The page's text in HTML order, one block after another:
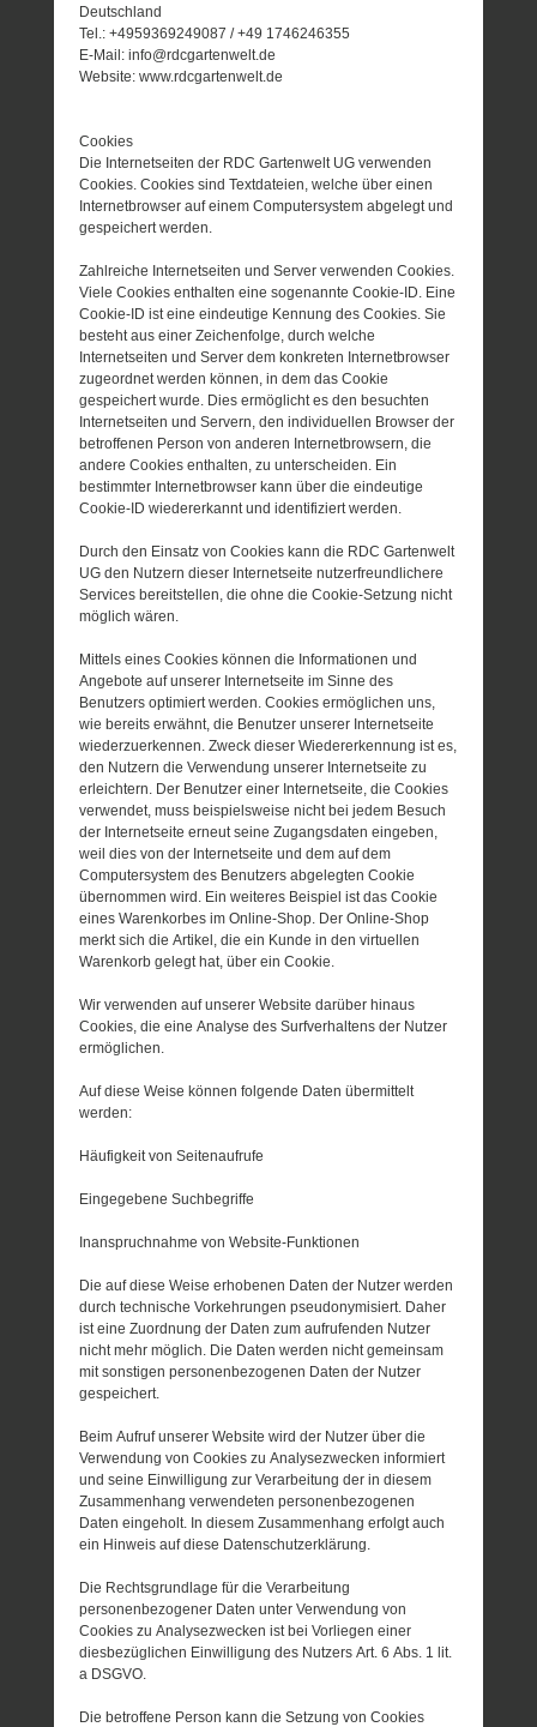
Deutschland
Tel.: +4959369249087 / +49 1746246355
E-Mail: info@rdcgartenwelt.de
Website: www.rdcgartenwelt.de
Cookies
Die Internetseiten der RDC Gartenwelt UG verwenden
Cookies. Cookies sind Textdateien, welche über einen
Internetbrowser auf einem Computersystem abgelegt und
gespeichert werden.
Zahlreiche Internetseiten und Server verwenden Cookies.
Viele Cookies enthalten eine sogenannte Cookie-ID. Eine
Cookie-ID ist eine eindeutige Kennung des Cookies. Sie
besteht aus einer Zeichenfolge, durch welche
Internetseiten und Server dem konkreten Internetbrowser
zugeordnet werden können, in dem das Cookie
gespeichert wurde. Dies ermöglicht es den besuchten
Internetseiten und Servern, den individuellen Browser der
betroffenen Person von anderen Internetbrowsern, die
andere Cookies enthalten, zu unterscheiden. Ein
bestimmter Internetbrowser kann über die eindeutige
Cookie-ID wiedererkannt und identifiziert werden.
Durch den Einsatz von Cookies kann die RDC Gartenwelt
UG den Nutzern dieser Internetseite nutzerfreundlichere
Services bereitstellen, die ohne die Cookie-Setzung nicht
möglich wären.
Mittels eines Cookies können die Informationen und
Angebote auf unserer Internetseite im Sinne des
Benutzers optimiert werden. Cookies ermöglichen uns,
wie bereits erwähnt, die Benutzer unserer Internetseite
wiederzuerkennen. Zweck dieser Wiedererkennung ist es,
den Nutzern die Verwendung unserer Internetseite zu
erleichtern. Der Benutzer einer Internetseite, die Cookies
verwendet, muss beispielsweise nicht bei jedem Besuch
der Internetseite erneut seine Zugangsdaten eingeben,
weil dies von der Internetseite und dem auf dem
Computersystem des Benutzers abgelegten Cookie
übernommen wird. Ein weiteres Beispiel ist das Cookie
eines Warenkorbes im Online-Shop. Der Online-Shop
merkt sich die Artikel, die ein Kunde in den virtuellen
Warenkorb gelegt hat, über ein Cookie.
Wir verwenden auf unserer Website darüber hinaus
Cookies, die eine Analyse des Surfverhaltens der Nutzer
ermöglichen.
Auf diese Weise können folgende Daten übermittelt
werden:
Häufigkeit von Seitenaufrufe
Eingegebene Suchbegriffe
Inanspruchnahme von Website-Funktionen
Die auf diese Weise erhobenen Daten der Nutzer werden
durch technische Vorkehrungen pseudonymisiert. Daher
ist eine Zuordnung der Daten zum aufrufenden Nutzer
nicht mehr möglich. Die Daten werden nicht gemeinsam
mit sonstigen personenbezogenen Daten der Nutzer
gespeichert.
Beim Aufruf unserer Website wird der Nutzer über die
Verwendung von Cookies zu Analysezwecken informiert
und seine Einwilligung zur Verarbeitung der in diesem
Zusammenhang verwendeten personenbezogenen
Daten eingeholt. In diesem Zusammenhang erfolgt auch
ein Hinweis auf diese Datenschutzerklärung.
Die Rechtsgrundlage für die Verarbeitung
personenbezogener Daten unter Verwendung von
Cookies zu Analysezwecken ist bei Vorliegen einer
diesbezüglichen Einwilligung des Nutzers Art. 6 Abs. 1 lit.
a DSGVO.
Die betroffene Person kann die Setzung von Cookies